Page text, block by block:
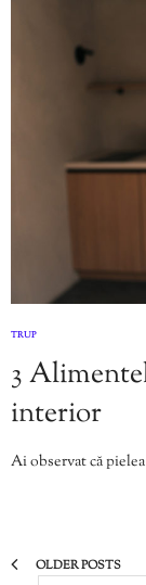
TRUP
3
interior
Ai observat că
OLDER POSTS